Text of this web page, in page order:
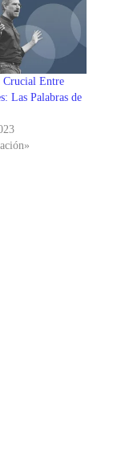
Entre
Las Palabras de